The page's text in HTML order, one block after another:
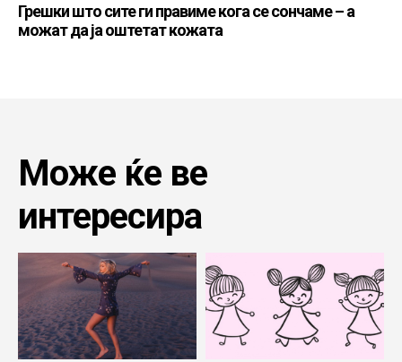
Грешки што сите ги правиме кога се сончаме – а
можат да ја оштетат кожата
Може ќе ве
интересира